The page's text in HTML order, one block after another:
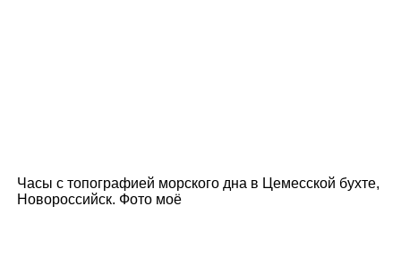
Часы с топографией морского дна в Цемесской бухте,
Новороссийск. Фото моё